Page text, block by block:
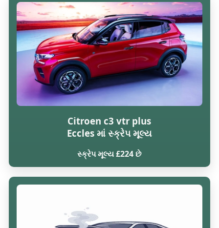
Citroen c3 vtr plus
Eccles માં સ્ક્રેપ મૂલ્ય
સ્ક્રેપ મૂલ્ય £224 છે